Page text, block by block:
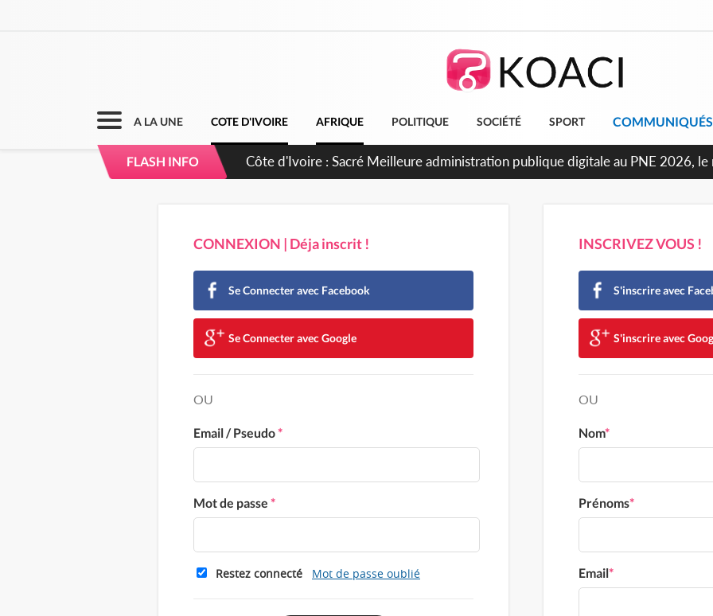
A LA UNE COTE D'IVOIRE AFRIQUE POLITIQUE SOCIÉTÉ SPORT COMMUNIQUÉS
FLASH INFO
Côte d'Ivoire : Sacré Meilleure administration publique digitale au PNE 2026, le
CONNEXION | Déja inscrit !
Se Connecter avec Facebook
Se Connecter avec Google
OU
Email / Pseudo*
Mot de passe *
Restez connecté Mot de passe oublié
INSCRIVEZ VOUS !
S'inscrire avec
S'inscrire avec
OU
Nom*
Prénoms*
Email*